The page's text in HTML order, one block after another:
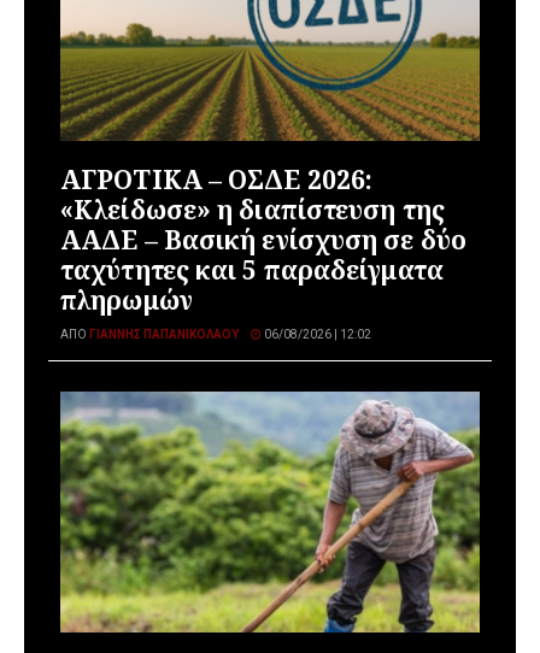
ΑΓΡΟΤΙΚΑ – ΟΣΔΕ 2026:
«Κλείδωσε» η διαπίστευση της
ΑΑΔΕ – Βασική ενίσχυση σε δύο
ταχύτητες και 5 παραδείγματα
πληρωμών
ΑΠΌ ΓΙΆΝΝΗΣ ΠΑΠΑΝΙΚΟΛΆΟΥ 06/08/2026 | 12:02